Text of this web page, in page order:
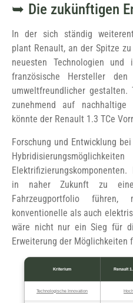
Die zukünftigen
In der sich ständig
plant Renault, an der Spitze
neuesten Technologien
französische Hersteller
umweltfreundlicher gestalten.
zunehmend auf
könnte der Renault 1.3 TCe
Forschung und Entwicklung
in naher Zukunft zu
Fahrzeugportfolio
konventionelle als auch
wäre nicht nur ein Sieg für
Erweiterung der Möglichkeiten
Kriterium Renault
Technologische Innovation Hoch